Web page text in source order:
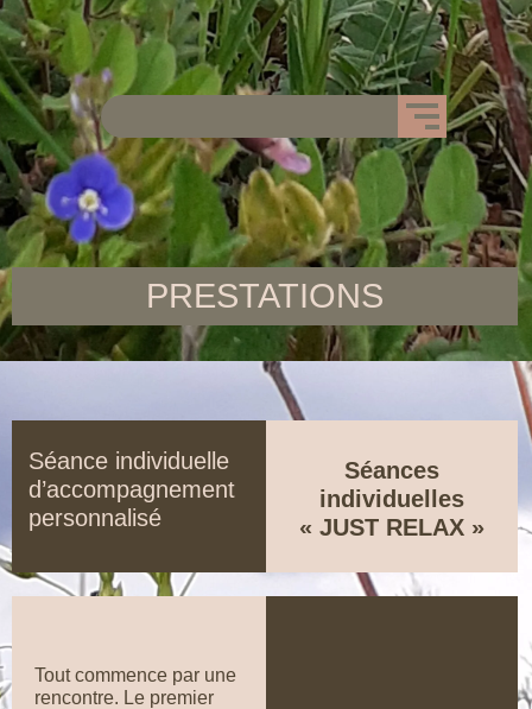
PRESTATIONS
Séance individuelle
d’accompagnement
personnalisé
Séances
individuelles
« JUST RELAX »
Tout commence par une
rencontre. Le premier